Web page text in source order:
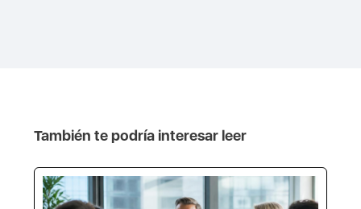
También te podría interesar leer